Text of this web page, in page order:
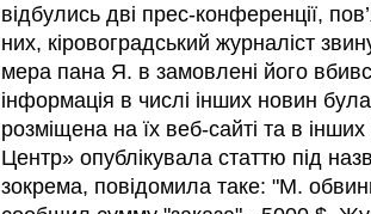
відбулись дві прес-конференції,
них, кіровоградський журналіст
мера пана Я. в замовлені його
інформація в числі інших новин
розміщена на їх веб-сайті та в
Центр» опублікувала статтю під
зокрема, повідомила таке: "М.